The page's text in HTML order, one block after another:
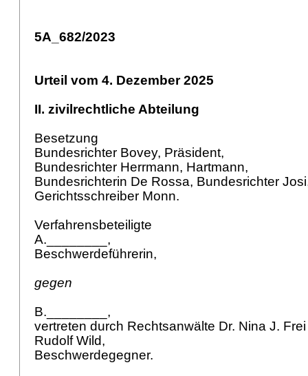
5A_682/2023
Urteil vom 4. Dezember 2025
II. zivilrechtliche Abteilung
Besetzung
Bundesrichter Bovey, Präsident,
Bundesrichter Herrmann, Hartmann,
Bundesrichterin De Rossa, Bundesrichter
Gerichtsschreiber Monn.
Verfahrensbeteiligte
A.________,
Beschwerdeführerin,
gegen
B.________,
vertreten durch Rechtsanwälte Dr. Nina J.
Rudolf Wild,
Beschwerdegegner.